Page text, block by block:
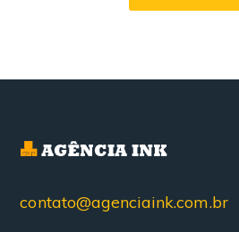
contato@agenciaink.com.br